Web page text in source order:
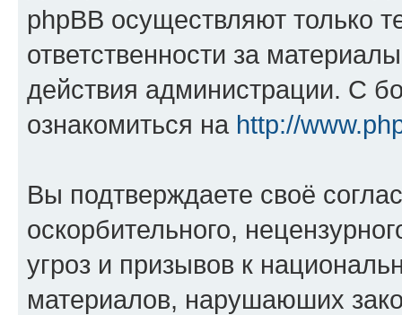
phpBB осуществляют только
ответственности за
действия администрации. С
ознакомиться на http://
Вы подтверждаете своё
оскорбительного,
угроз и призывов к
материалов, нарушаюших